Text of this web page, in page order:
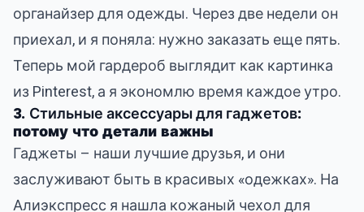
органайзер для одежды. Через две недели он
приехал, и я поняла: нужно заказать еще пять.
Теперь мой гардероб выглядит как картинка
из Pinterest, а я экономлю время каждое утро.
3. Стильные аксессуары для гаджетов:
потому что детали важны
Гаджеты – наши лучшие друзья, и они
заслуживают быть в красивых «одежках». На
Алиэкспресс я нашла кожаный чехол для